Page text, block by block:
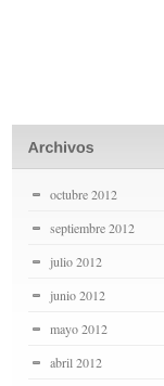
octubre 2012
septiembre 2012
julio 2012
junio 2012
mayo 2012
abril 2012